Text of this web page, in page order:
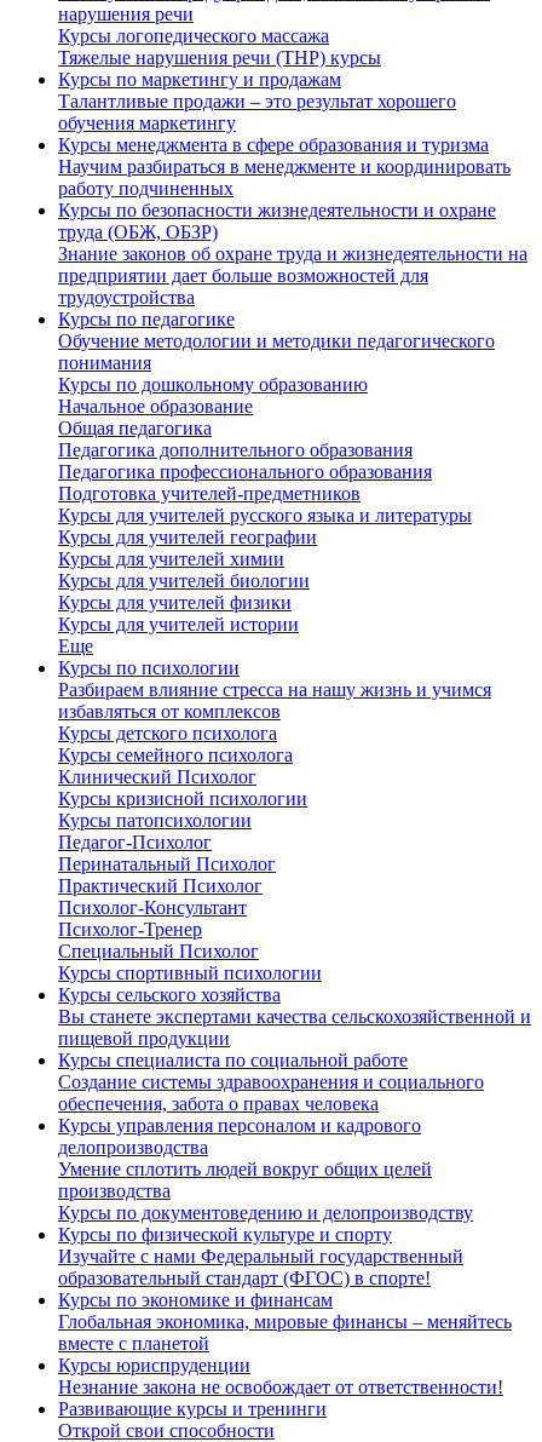
нарушения речи
Курсы логопедического массажа
Тяжелые нарушения речи (ТНР) курсы
Курсы по маркетингу и продажам
Талантливые продажи – это результат хорошего
обучения маркетингу
Курсы менеджмента в сфере образования и туризма
Научим разбираться в менеджменте и координировать
работу подчиненных
Курсы по безопасности жизнедеятельности и охране
труда (ОБЖ, ОБЗР)
Знание законов об охране труда и жизнедеятельности на
предприятии дает больше возможностей для
трудоустройства
Курсы по педагогике
Обучение методологии и методики педагогического
понимания
Курсы по дошкольному образованию
Начальное образование
Общая педагогика
Педагогика дополнительного образования
Педагогика профессионального образования
Подготовка учителей-предметников
Курсы для учителей русского языка и литературы
Курсы для учителей географии
Курсы для учителей химии
Курсы для учителей биологии
Курсы для учителей физики
Курсы для учителей истории
Еще
Курсы по психологии
Разбираем влияние стресса на нашу жизнь и учимся
избавляться от комплексов
Курсы детского психолога
Курсы семейного психолога
Клинический Психолог
Курсы кризисной психологии
Курсы патопсихологии
Педагог-Психолог
Перинатальный Психолог
Практический Психолог
Психолог-Консультант
Психолог-Тренер
Специальный Психолог
Курсы спортивный психологии
Курсы сельского хозяйства
Вы станете экспертами качества сельскохозяйственной и
пищевой продукции
Курсы специалиста по социальной работе
Создание системы здравоохранения и социального
обеспечения, забота о правах человека
Курсы управления персоналом и кадрового
делопроизводства
Умение сплотить людей вокруг общих целей
производства
Курсы по документоведению и делопроизводству
Курсы по физической культуре и спорту
Изучайте с нами Федеральный государственный
образовательный стандарт (ФГОС) в спорте!
Курсы по экономике и финансам
Глобальная экономика, мировые финансы – меняйтесь
вместе с планетой
Курсы юриспруденции
Незнание закона не освобождает от ответственности!
Развивающие курсы и тренинги
Открой свои способности